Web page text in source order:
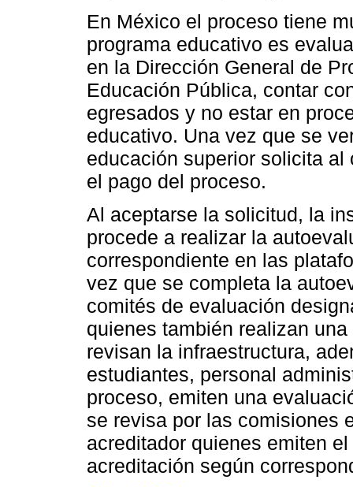
En México el proceso tiene
programa educativo es
en la Dirección General de
Educación Pública, contar
egresados y no estar en
educativo. Una vez que se
educación superior solicita
el pago del proceso.
Al aceptarse la solicitud, la
procede a realizar la
correspondiente en las
vez que se completa la
comités de evaluación
quienes también realizan
revisan la infraestructura,
estudiantes, personal
proceso, emiten una
se revisa por las comisiones
acreditador quienes emiten
acreditación según